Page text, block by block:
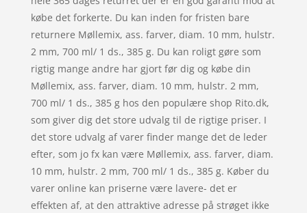
købe det forkerte. Du kan inden for fristen bare
returnere Møllemix, ass. farver, diam. 10 mm, hulstr.
2 mm, 700 ml/ 1 ds., 385 g. Du kan roligt gøre som
rigtig mange andre har gjort før dig og købe din
Møllemix, ass. farver, diam. 10 mm, hulstr. 2 mm,
700 ml/ 1 ds., 385 g hos den populære shop Rito.dk,
som giver dig det store udvalg til de rigtige priser. I
det store udvalg af varer finder mange det de leder
efter, som jo fx kan være Møllemix, ass. farver, diam.
10 mm, hulstr. 2 mm, 700 ml/ 1 ds., 385 g. Køber du
varer online kan priserne være lavere- det er
effekten af, at den attraktive adresse på strøget ikke